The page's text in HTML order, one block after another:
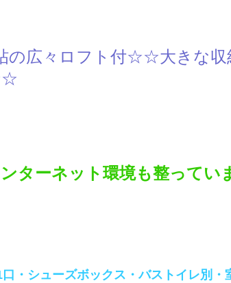
の広々ロフト付☆☆大きな収
ンターネット環境も整ってい
口・シューズボックス・バストイレ別・